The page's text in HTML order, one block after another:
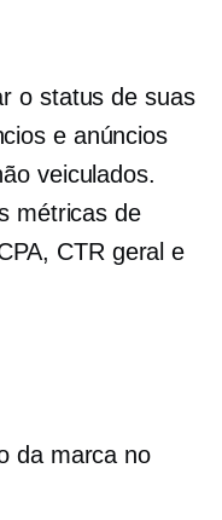
o status de suas
e anúncios
veiculados.
métricas de
CTR geral e
da marca no